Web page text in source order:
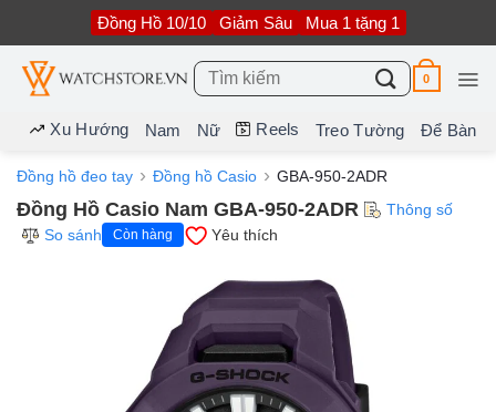
nội
dung
Đồng Hồ 10/10 Giảm Sâu Mua 1 tặng 1
Tìm
kiếm:
0
Xu Hướng Nam Nữ Reels Treo Tường Để Bàn
Đồng hồ đeo tay Đồng hồ Casio GBA-950-2ADR
Đồng Hồ Casio Nam GBA-950-2ADR
Thông số
So sánh
Còn hàng Yêu thích